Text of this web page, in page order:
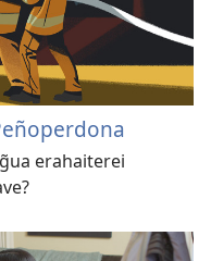
erahaiterei